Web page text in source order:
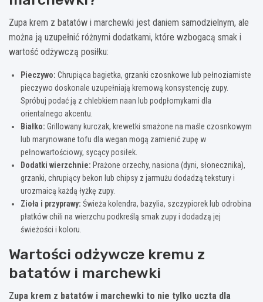
Zupa krem z batatów i marchewki jest daniem samodzielnym, ale
można ją uzupełnić różnymi dodatkami, które wzbogacą smak i
wartość odżywczą posiłku:
Pieczywo: Chrupiąca bagietka, grzanki czosnkowe lub pełnoziarniste
pieczywo doskonale uzupełniają kremową konsystencję zupy.
Spróbuj podać ją z chlebkiem naan lub podpłomykami dla
orientalnego akcentu.
Białko: Grillowany kurczak, krewetki smażone na maśle czosnkowym
lub marynowane tofu dla wegan mogą zamienić zupę w
pełnowartościowy, sycący posiłek.
Dodatki wierzchnie: Prażone orzechy, nasiona (dyni, słonecznika),
grzanki, chrupiący bekon lub chipsy z jarmużu dodadzą tekstury i
urozmaicą każdą łyżkę zupy.
Zioła i przyprawy: Świeża kolendra, bazylia, szczypiorek lub odrobina
płatków chili na wierzchu podkreślą smak zupy i dodadzą jej
świeżości i koloru.
Wartości odżywcze kremu z
batatów i marchewki
Zupa krem z batatów i marchewki to nie tylko uczta dla